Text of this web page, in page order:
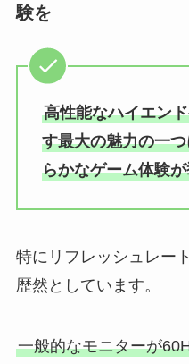
験を
高性能なハイエン
す最大の魅力の一
らかなゲーム体験
特にリフレッシュレー
歴然としています。
一般的なモニターが